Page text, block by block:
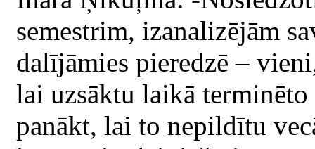
semestrim, izanalizējām
dalījāmies pieredzē –
lai uzsāktu laikā
panākt, lai to nepildītu